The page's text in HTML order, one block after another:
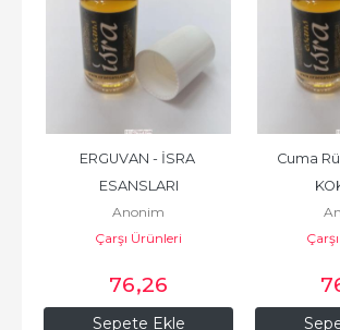
Sepete Ekle
ERGUVAN - İSRA
ESANSLARI
Anonim
Çarşı Ürünleri
76,26
Cuma